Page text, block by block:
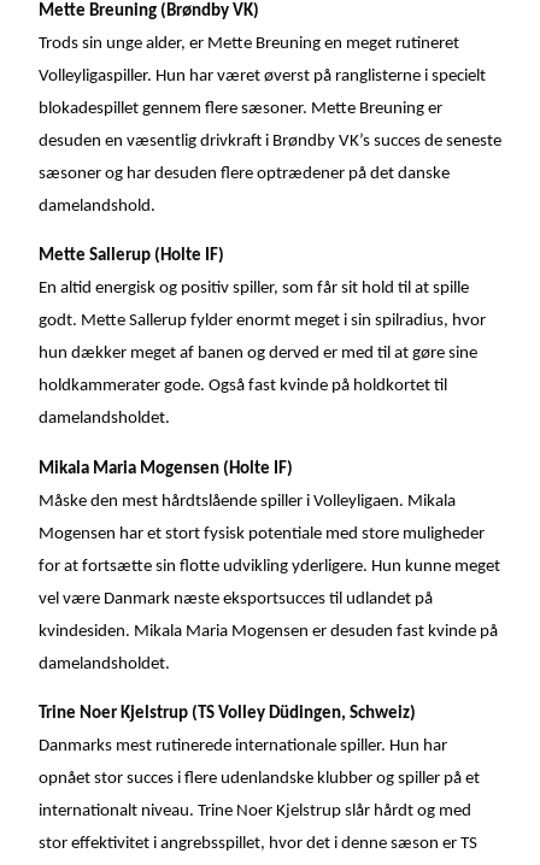
Mette Breuning (Brøndby VK)
Trods sin unge alder, er Mette Breuning en meget rutineret
Volleyligaspiller. Hun har været øverst på ranglisterne i specielt
blokadespillet gennem flere sæsoner. Mette Breuning er
desuden en væsentlig drivkraft i Brøndby VK’s succes de seneste
sæsoner og har desuden flere optrædener på det danske
damelandshold.
Mette Sallerup (Holte IF)
En altid energisk og positiv spiller, som får sit hold til at spille
godt. Mette Sallerup fylder enormt meget i sin spilradius, hvor
hun dækker meget af banen og derved er med til at gøre sine
holdkammerater gode. Også fast kvinde på holdkortet til
damelandsholdet.
Mikala Maria Mogensen (Holte IF)
Måske den mest hårdtslående spiller i Volleyligaen. Mikala
Mogensen har et stort fysisk potentiale med store muligheder
for at fortsætte sin flotte udvikling yderligere. Hun kunne meget
vel være Danmark næste eksportsucces til udlandet på
kvindesiden. Mikala Maria Mogensen er desuden fast kvinde på
damelandsholdet.
Trine Noer Kjelstrup (TS Volley Düdingen, Schweiz)
Danmarks mest rutinerede internationale spiller. Hun har
opnået stor succes i flere udenlandske klubber og spiller på et
internationalt niveau. Trine Noer Kjelstrup slår hårdt og med
stor effektivitet i angrebsspillet, hvor det i denne sæson er TS